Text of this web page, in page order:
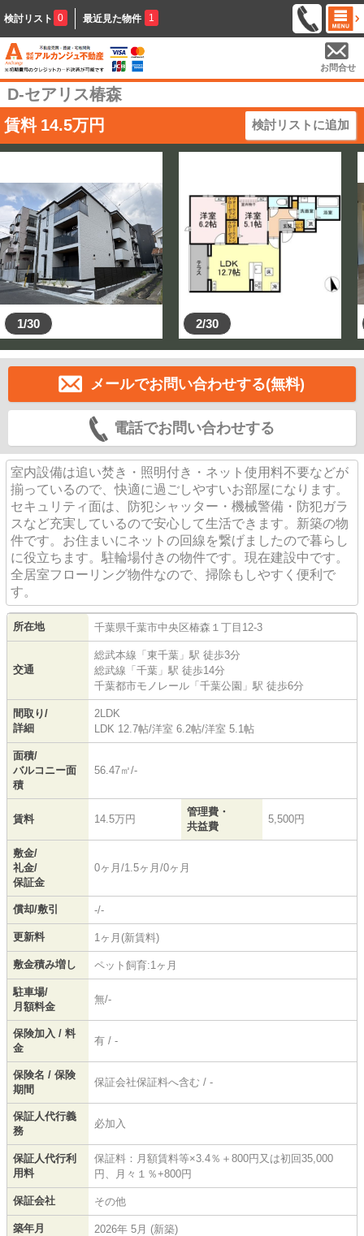
検討リスト 0 最近見た物件 1
お問合せ
D-セアリス椿森
賃料 14.5万円 検討リストに追加
1/30 2/30
メールでお問い合わせする(無料)
電話でお問い合わせする
室内設備は追い焚き・照明付き・ネット使用料不要などが
揃っているので、快適に過ごしやすいお部屋になります。
セキュリティ面は、防犯シャッター・機械警備・防犯ガラ
スなど充実しているので安心して生活できます。新築の物
件です。お住まいにネットの回線を繋げましたので暮らし
に役立ちます。駐輪場付きの物件です。現在建設中です。
全居室フローリング物件なので、掃除もしやすく便利で
す。
所在地 千葉県千葉市中央区椿森 １丁目12-3
交通
総武本線 「 東千葉 」駅 徒歩3分
総武線 「 千葉 」駅 徒歩14分
千葉都市モノレール 「 千葉公園 」駅 徒歩6分
間取り/
詳細
2LDK
LDK 12.7帖/洋室 6.2帖/洋室 5.1帖
面積/
バルコニー面
積
56.47㎡/-
賃料 14.5万円
管理費・
共益費
5,500円
敷金/
礼金/
保証金
0ヶ月/1.5ヶ月/0ヶ月
償却/敷引 -/-
更新料 1ヶ月(新賃料)
敷金積み増し ペット飼育:1ヶ月
駐車場/
月額料金
無/-
保険加入 / 料
金
有 / -
保険名 / 保険
期間
保証会社保証料へ含む / -
保証人代行義
務
必加入
保証人代行利
用料
保証料：月額賃料等×3.4％＋800円又は初回35,000
円、月々１％+800円
保証会社 その他
築年月 2026年 5月 (新築)